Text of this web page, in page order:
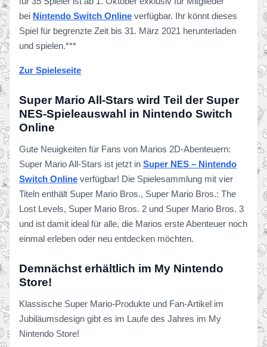
bei Nintendo Switch Online verfügbar. Ihr könnt dieses
Spiel für begrenzte Zeit bis 31. März 2021 herunterladen
und spielen.***
Zur Spieleseite
Super Mario All-Stars wird Teil der Super
NES-Spieleauswahl in Nintendo Switch
Online
Gute Neuigkeiten für Fans von Marios 2D-Abenteuern:
Super Mario All-Stars ist jetzt in Super NES – Nintendo
Switch Online verfügbar! Die Spielesammlung mit vier
Titeln enthält Super Mario Bros., Super Mario Bros.: The
Lost Levels, Super Mario Bros. 2 und Super Mario Bros. 3
und ist damit ideal für alle, die Marios erste Abenteuer noch
einmal erleben oder neu entdecken möchten.
Demnächst erhältlich im My Nintendo
Store!
Klassische Super Mario-Produkte und Fan-Artikel im
Jubiläumsdesign gibt es im Laufe des Jahres im My
Nintendo Store!